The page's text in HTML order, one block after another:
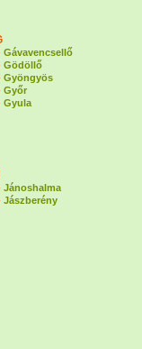
Gávavencsellő
Gödöllő
Gyöngyös
Győr
Gyula
Jánoshalma
Jászberény